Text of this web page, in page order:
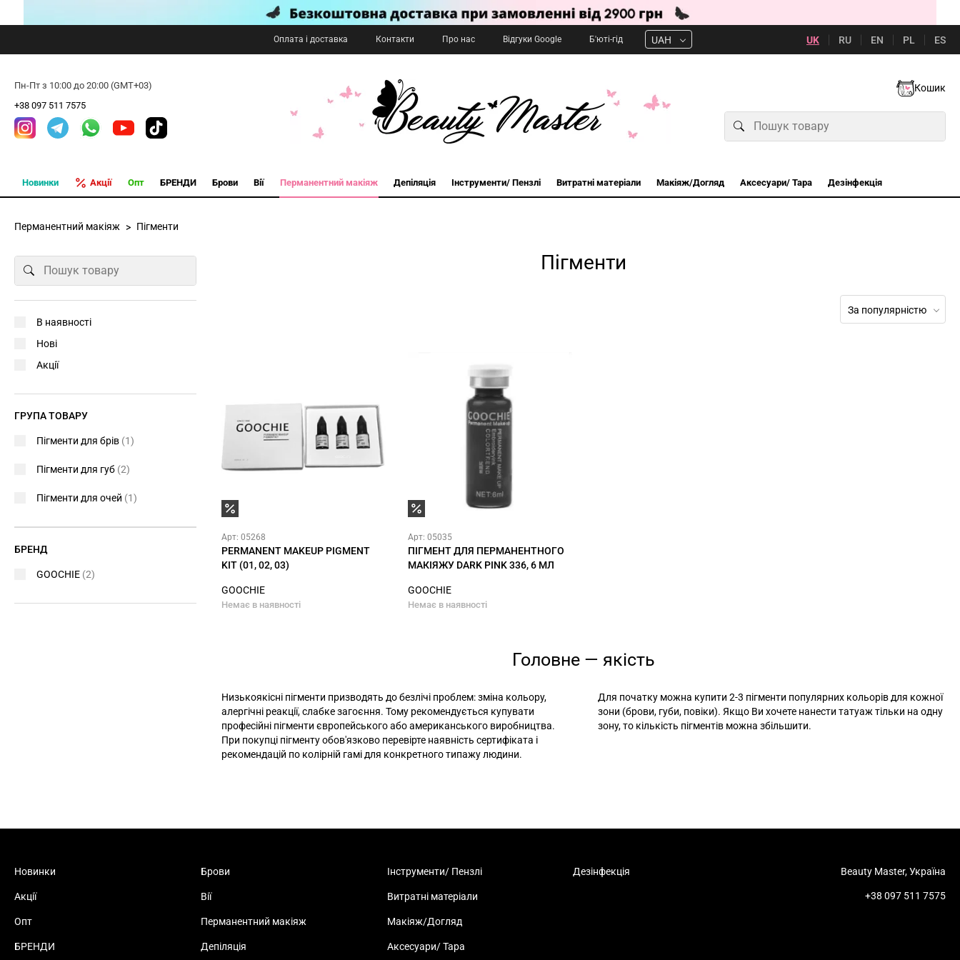
Оплата і доставка Контакти Про нас Відгуки Google Б'юті-гід UAH UK RU EN PL ES
Пн-Пт з 10:00 до 20:00 (GMT+03)
+38 097 511 7575
Кошик
Новинки Акції Опт БРЕНДИ Брови Вії Перманентний макіяж Депіляція Інструменти/ Пензлі Витратні матеріали Макіяж/Догляд Аксесуари/ Тара Дезінфекція
Перманентний макіяж Пігменти
Пігменти
За популярністю
Арт: 05268
PERMANENT MAKEUP PIGMENT
KIT (01, 02, 03)
GOOCHIE
Немає в наявності
Арт: 05035
ПІГМЕНТ ДЛЯ ПЕРМАНЕНТНОГО
МАКІЯЖУ DARK PINK 336, 6 МЛ
GOOCHIE
Немає в наявності
Головне — якість
Низькоякісні пігменти призводять до безлічі проблем: зміна кольору,
алергічні реакції, слабке загоєння. Тому рекомендується купувати
професійні пігменти європейського або американського виробництва.
При покупці пігменту обов'язково перевірте наявність сертифіката і
рекомендацій по колірній гамі для конкретного типажу людини.
Для початку можна купити 2-3 пігменти популярних кольорів для кожної
зони (брови, губи, повіки). Якщо Ви хочете нанести татуаж тільки на одну
зону, то кількість пігментів можна збільшити.
В наявності
Нові
Акції
ГРУПА ТОВАРУ
Пігменти для брів (1)
Пігменти для губ (2)
Пігменти для очей (1)
БРЕНД
GOOCHIE (2)
Новинки
Акції
Опт
БРЕНДИ
Брови
Вії
Перманентний макіяж
Депіляція
Інструменти/ Пензлі
Витратні матеріали
Макіяж/Догляд
Аксесуари/ Тара
Дезінфекція Beauty Master, Україна
+38 097 511 7575